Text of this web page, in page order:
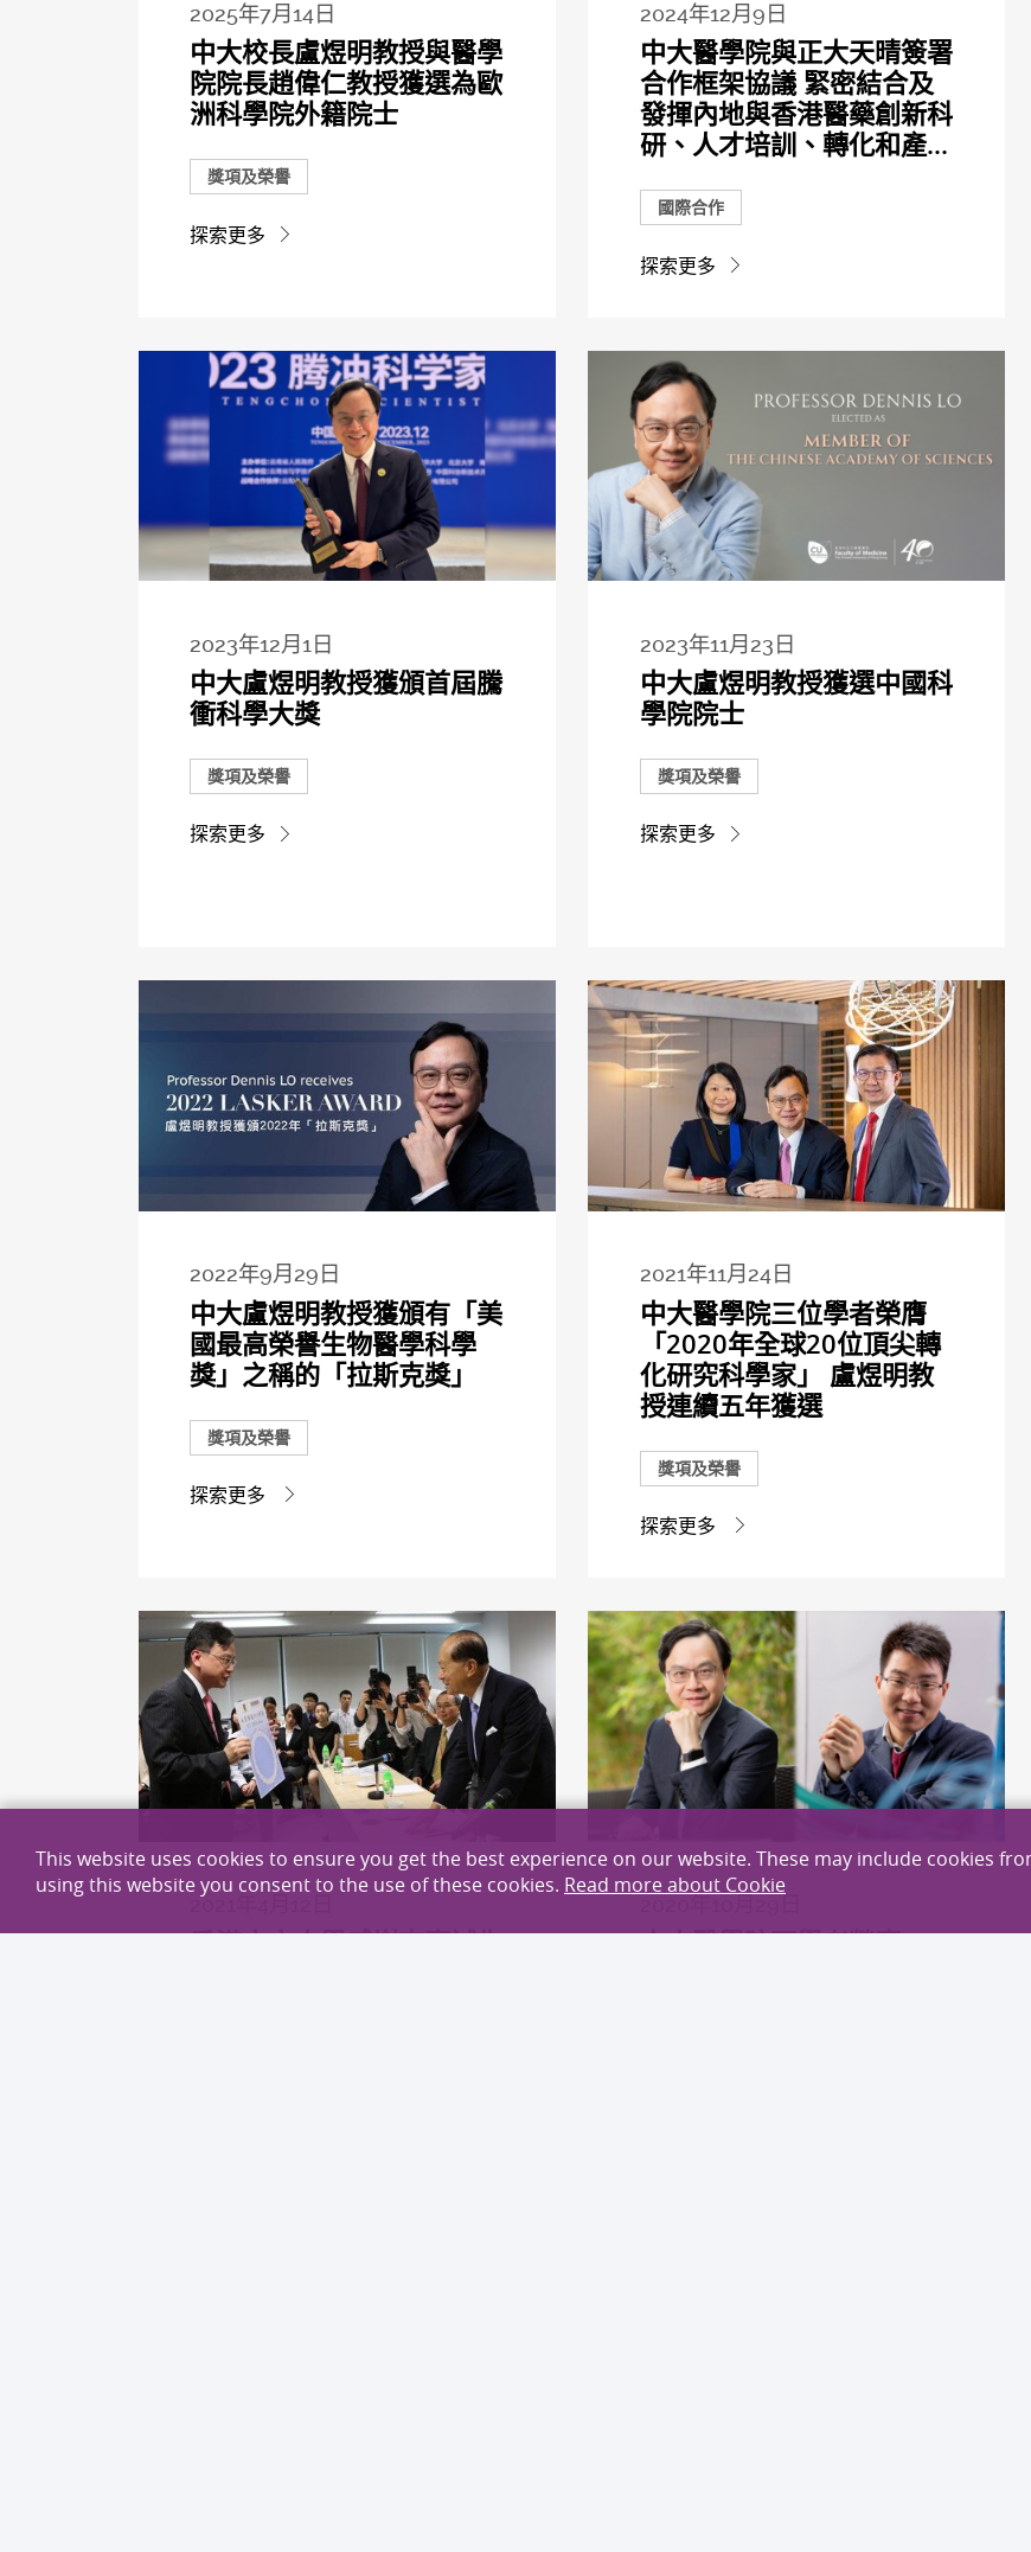
2025年7月14日
中大校長盧煜明教授與醫學
院院長趙偉仁教授獲選為歐
洲科學院外籍院士
獎項及榮譽
探索更多
2024年12月9日
中大醫學院與正大天晴簽署
合作框架協議 緊密結合及
發揮內地與香港醫藥創新科
研、人才培訓、轉化和產...
國際合作
探索更多
2023年12月1日
中大盧煜明教授獲頒首屆騰
衝科學大獎
獎項及榮譽
探索更多
2023年11月23日
中大盧煜明教授獲選中國科
學院院士
獎項及榮譽
探索更多
2022年9月29日
中大盧煜明教授獲頒有「美
國最高榮譽生物醫學科學
獎」之稱的「拉斯克獎」
獎項及榮譽
探索更多
2021年11月24日
中大醫學院三位學者榮膺
「2020年全球20位頂尖轉
化研究科學家」 盧煜明教
授連續五年獲選
獎項及榮譽
探索更多
2021年4月12日
香港中文大學感謝李嘉誠先
中大醫學院兩學者榮膺
This website uses cookies to ensure you get the best experience on our website. These may include cookies
using this website you consent to the use of these cookies. Read more about Cookie